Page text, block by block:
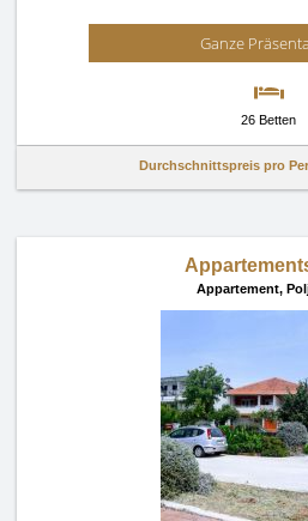
Ganze
26 Betten
Durchschnittspreis pro
Appartement,